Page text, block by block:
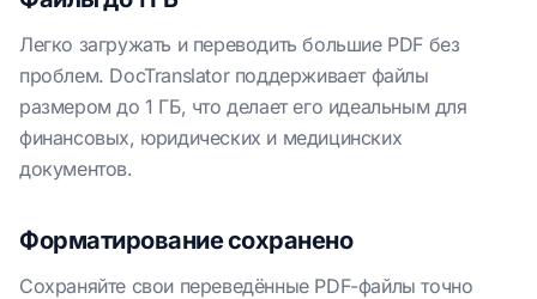
Легко загружать и переводить большие PDF без
проблем. DocTranslator поддерживает файлы
размером до 1 ГБ, что делает его идеальным для
финансовых, юридических и медицинских
документов.
Форматирование сохранено
Сохраняйте свои переведённые PDF-файлы точно